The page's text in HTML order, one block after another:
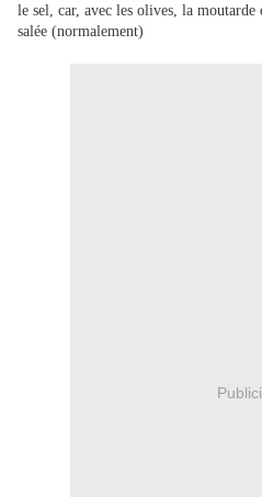
le sel, car, avec les olives, la
salée (normalement)